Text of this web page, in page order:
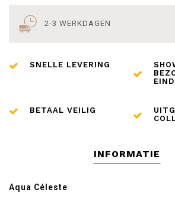
2-3 WERKDAGEN
SNELLE LEVERING
BETAAL VEILIG
INFORMATIE
Aqua Céleste